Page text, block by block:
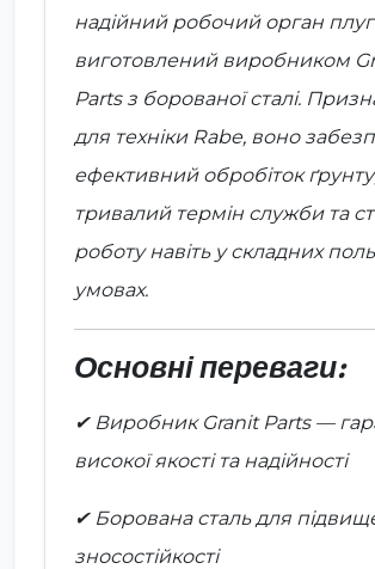
надійний робочий орган
виготовлений виробником
Parts з борованої сталі.
для техніки Rabe, воно
ефективний обробіток
тривалий термін служби та
роботу навіть у складних
умовах.
Основні переваги:
✔ Виробник Granit Parts —
високої якості та надійності
✔ Борована сталь для
зносостійкості